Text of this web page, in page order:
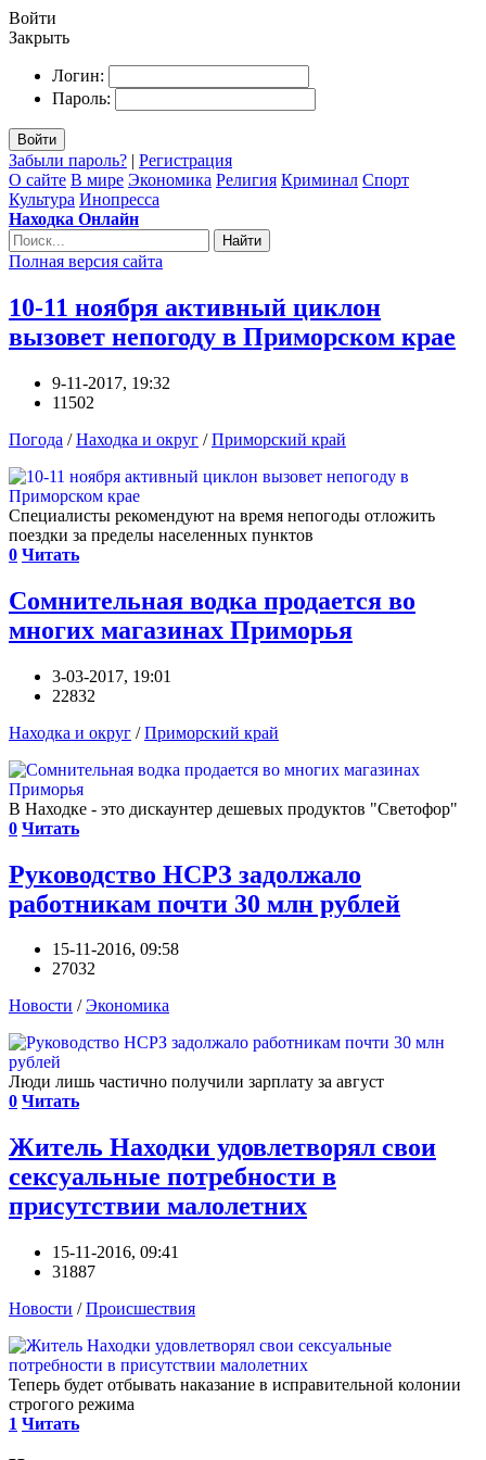
Войти
Закрыть
Логин:
Пароль:
Войти
Забыли пароль? | Регистрация
О сайте В мире Экономика Религия Криминал Спорт
Культура Инопресса
Находка Онлайн
Найти
Полная версия сайта
10-11 ноября активный циклон
вызовет непогоду в Приморском крае
9-11-2017, 19:32
11502
Погода /Находка и округ /Приморский край
Специалисты рекомендуют на время непогоды отложить
поездки за пределы населенных пунктов
0 Читать
Сомнительная водка продается во
многих магазинах Приморья
3-03-2017, 19:01
22832
Находка и округ /Приморский край
В Находке - это дискаунтер дешевых продуктов "Светофор"
0 Читать
Руководство НСРЗ задолжало
работникам почти 30 млн рублей
15-11-2016, 09:58
27032
Новости /Экономика
Люди лишь частично получили зарплату за август
0 Читать
Житель Находки удовлетворял свои
сексуальные потребности в
присутствии малолетних
15-11-2016, 09:41
31887
Новости /Происшествия
Теперь будет отбывать наказание в исправительной колонии
строгого режима
1 Читать